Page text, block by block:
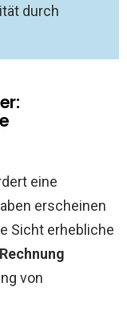
durch
eine
erscheinen
Sicht erhebliche
von